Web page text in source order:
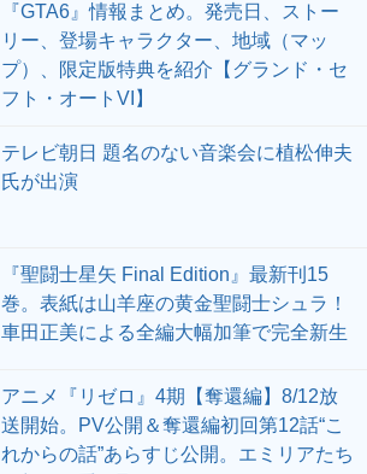
『GTA6』情報まとめ。発売日、ストー
リー、登場キャラクター、地域（マッ
プ）、限定版特典を紹介【グランド・セ
フト・オートVI】
テレビ朝日 題名のない音楽会に植松伸夫
氏が出演
『聖闘士星矢 Final Edition』最新刊15
巻。表紙は山羊座の黄金聖闘士シュラ！
車田正美による全編大幅加筆で完全新生
アニメ『リゼロ』4期【奪還編】8/12放
送開始。PV公開＆奪還編初回第12話“こ
れからの話”あらすじ公開。エミリアたち